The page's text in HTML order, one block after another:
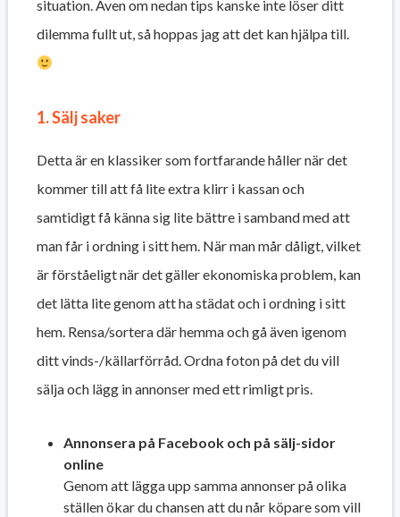
situation. Även om nedan tips kanske inte löser ditt
dilemma fullt ut, så hoppas jag att det kan hjälpa till.
1. Sälj saker
Detta är en klassiker som fortfarande håller när det
kommer till att få lite extra klirr i kassan och
samtidigt få känna sig lite bättre i samband med att
man får i ordning i sitt hem. När man mår dåligt, vilket
är förståeligt när det gäller ekonomiska problem, kan
det lätta lite genom att ha städat och i ordning i sitt
hem. Rensa/sortera där hemma och gå även igenom
ditt vinds-/källarförråd. Ordna foton på det du vill
sälja och lägg in annonser med ett rimligt pris.
Annonsera på Facebook och på sälj-sidor
online
Genom att lägga upp samma annonser på olika
ställen ökar du chansen att du når köpare som vill